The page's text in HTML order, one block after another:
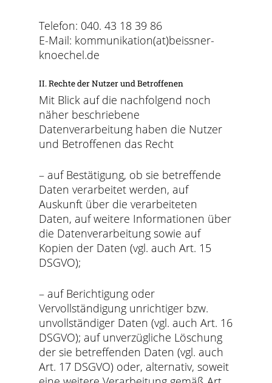
Telefon: 040. 43 18 39 86
E-Mail: kommunikation(at)beissner-
knoechel.de
II. Rechte der Nutzer und Betroffenen
Mit Blick auf die nachfolgend noch
näher beschriebene
Datenverarbeitung haben die Nutzer
und Betroffenen das Recht
– auf Bestätigung, ob sie betreffende
Daten verarbeitet werden, auf
Auskunft über die verarbeiteten
Daten, auf weitere Informationen über
die Datenverarbeitung sowie auf
Kopien der Daten (vgl. auch Art. 15
DSGVO);
– auf Berichtigung oder
Vervollständigung unrichtiger bzw.
unvollständiger Daten (vgl. auch Art. 16
DSGVO); auf unverzügliche Löschung
der sie betreffenden Daten (vgl. auch
Art. 17 DSGVO) oder, alternativ, soweit